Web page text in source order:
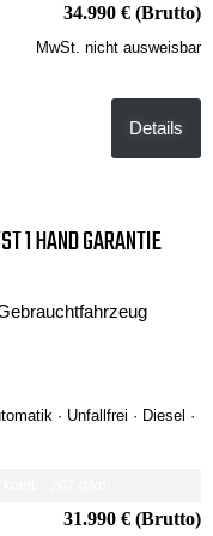
34.990 € (Brutto)
MwSt. nicht ausweisbar
Details
1 HAND GARANTIE
· Unfallfrei · Diesel ·
31.990 € (Brutto)